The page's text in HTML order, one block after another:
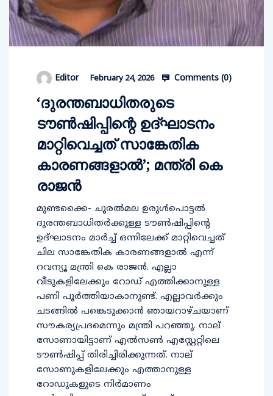
Editor February 24, 2026 Comments (0)
‘ദുരന്തബാധിതരുടെ
ടൗൺഷിപ്പിന്റെ ഉദ്ഘാടനം
മാറ്റിവെച്ചത് സാങ്കേതിക
കാരണങ്ങളാൽ’; മന്ത്രി കെ
രാജൻ
മുണ്ടക്കൈ- ചൂരൽമല ഉരുൾപൊട്ടൽ
ദുരന്തബാധിതർക്കുള്ള ടൗൺഷിപ്പിന്റെ
ഉദ്ഘാടനം മാർച്ച് ഒന്നിലേക്ക് മാറ്റിവെച്ചത്
ചില സാങ്കേതിക കാരണങ്ങളാൽ എന്ന്
റവന്യൂ മന്ത്രി കെ രാജൻ. എല്ലാ
വീടുകളിലേക്കും റോഡ് എത്തിക്കാനുള്ള
പണി പൂർത്തിയാകാനുണ്ട്. എല്ലാവർക്കും
ചടങ്ങിൽ പങ്കെടുക്കാൻ ഞായറാഴ്ചയാണ്
സൗകര്യപ്രദമെന്നും മന്ത്രി പറഞ്ഞു. നാല്
സോണായിട്ടാണ് എൽസൺ എസ്റ്റേറ്റിലെ
ടൗൺഷിപ്പ് തിരിച്ചിരിക്കുന്നത്. നാല്
സോണുകളിലേക്കും എത്താനുള്ള
റോഡുകളുടെ നിർമാണം